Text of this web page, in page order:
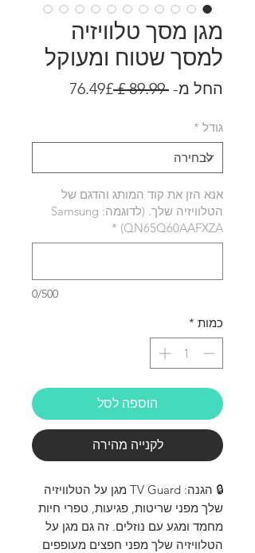
מגן מסך טלוויזיה
למסך שטוח ומעוקל
החל מ- ‏89.99 ‏£
מחיר
76.49£מחיר
גודל *
אנא הזן את קוד המותג והדגם של
הטלוויזיה שלך. (לדוגמה: Samsung
QN65Q60AAFXZA)
*
0/500
כמות *
הוספה לסל
לקנייה מהירה
🔒 הגנה: TV Guard מגן על הטלוויזיה
שלך מפני שריטות, פגיעות, טפרי חיות
מחמד ומגע עם נוזלים. זה גם מגן על
הטלוויזיה שלך מפני חפצים מעופפים